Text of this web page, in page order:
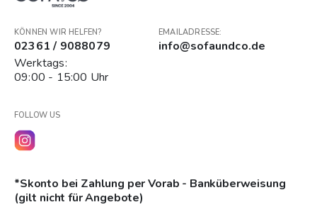
KÖNNEN WIR HELFEN?
02361 / 9088079
Werktags:
09:00 - 15:00 Uhr
EMAILADRESSE:
info@sofaundco.de
FOLLOW US
*Skonto bei Zahlung per Vorab - Banküberweisung
(gilt nicht für Angebote)